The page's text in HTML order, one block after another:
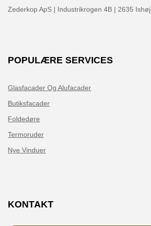
Zederkop ApS | Industrikrogen 4B | 2635 Ishøj
POPULÆRE SERVICES
Glasfacader Og Alufacader
Butiksfacader
Foldedøre
Termoruder
Nye Vinduer
KONTAKT